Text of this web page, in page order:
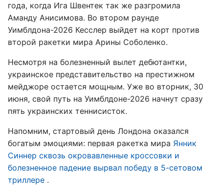
года, когда Ига Швентек так же разгромила
Аманду Анисимова. Во втором раунде
Уимблдона-2026 Кесслер выйдет на корт против
второй ракетки мира Арины Соболенко.
Несмотря на болезненный вылет дебютантки,
украинское представительство на престижном
мейджоре остается мощным. Уже во вторник, 30
июня, свой путь на Уимблдоне-2026 начнут сразу
пять украинских теннисисток.
Напомним, стартовый день Лондона оказался
богатым эмоциями: первая ракетка мира Янник
Синнер сквозь окровавленные кроссовки и
болезненное падение вырвал победу в 5-сетовом
триллере .